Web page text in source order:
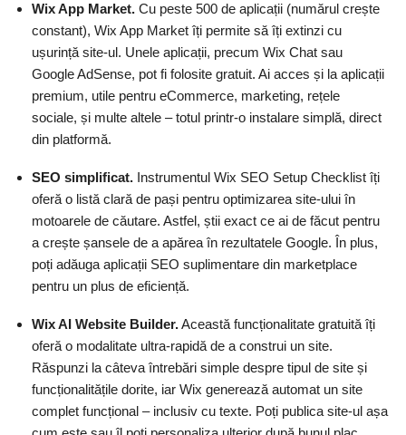
Wix App Market. Cu peste 500 de aplicații (numărul crește
constant), Wix App Market îți permite să îți extinzi cu
ușurință site-ul. Unele aplicații, precum Wix Chat sau
Google AdSense, pot fi folosite gratuit. Ai acces și la aplicații
premium, utile pentru eCommerce, marketing, rețele
sociale, și multe altele – totul printr-o instalare simplă, direct
din platformă.
SEO simplificat. Instrumentul Wix SEO Setup Checklist îți
oferă o listă clară de pași pentru optimizarea site-ului în
motoarele de căutare. Astfel, știi exact ce ai de făcut pentru
a crește șansele de a apărea în rezultatele Google. În plus,
poți adăuga aplicații SEO suplimentare din marketplace
pentru un plus de eficiență.
Wix AI Website Builder.Această funcționalitate gratuită îți
oferă o modalitate ultra-rapidă de a construi un site.
Răspunzi la câteva întrebări simple despre tipul de site și
funcționalitățile dorite, iar Wix generează automat un site
complet funcțional – inclusiv cu texte. Poți publica site-ul așa